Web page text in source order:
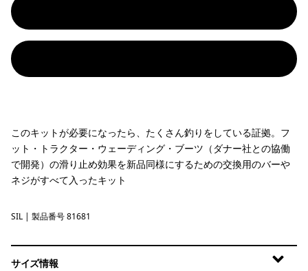
このキットが必要になったら、たくさん釣りをしている証拠。フ
ット・トラクター・ウェーディング・ブーツ（ダナー社との協働
で開発）の滑り止め効果を新品同様にするための交換用のバーや
ネジがすべて入ったキット
Silver
SIL | 製品番号 81681
サイズ情報